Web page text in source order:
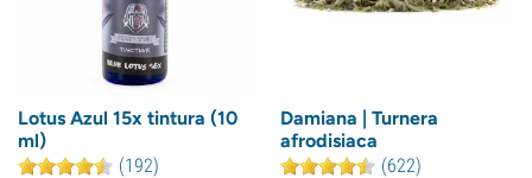
Lotus Azul 15x tintura (10
ml)
(192)
Damiana | Turnera
afrodisiaca
(622)